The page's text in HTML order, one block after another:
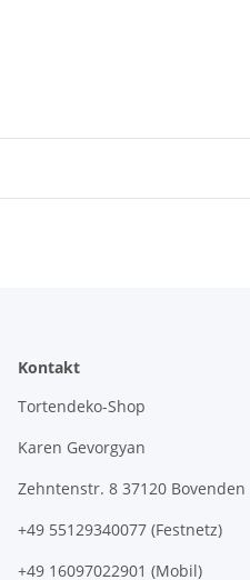
Kontakt
Tortendeko-Shop
Karen Gevorgyan
Zehntenstr. 8 37120 Bovenden
+49 55129340077 (Festnetz)
+49 16097022901 (Mobil)